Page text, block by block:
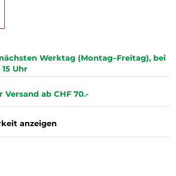
Werktag (Montag–Freitag), bei
Uhr
Versand ab CHF 70.-
anzeigen